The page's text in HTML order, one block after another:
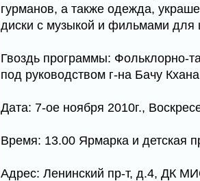
гурманов, а также одежда,
диски с музыкой и фильмами для
Гвоздь программы: Фольклорно-
под руководством г-на Бачу Кхана
Дата: 7-ое ноября 2010г.,
Время: 13.00 Ярмарка и детская
Адрес: Ленинский пр-т, д.4, ДК